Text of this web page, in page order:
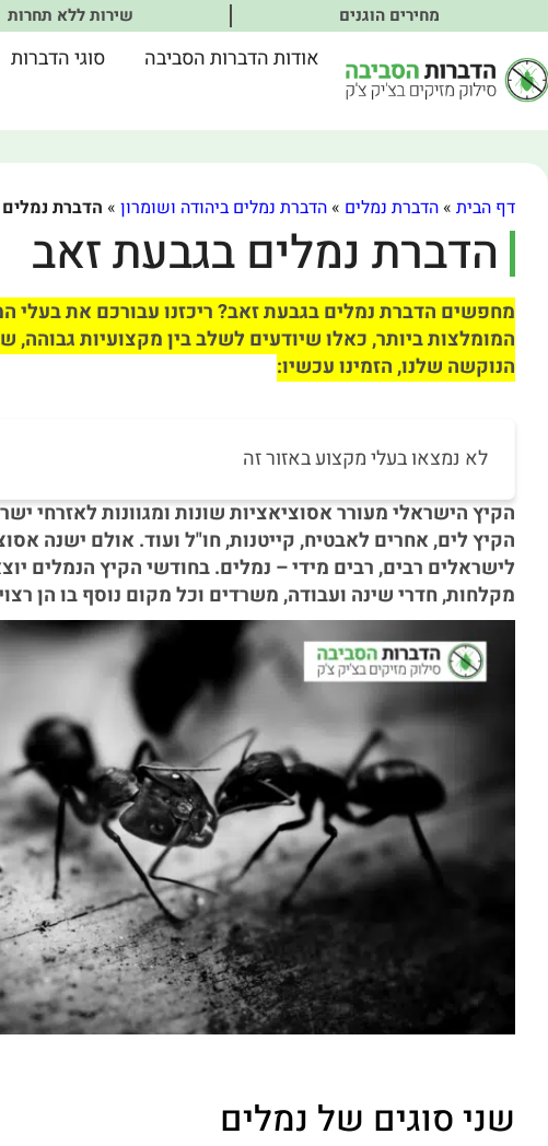
מחירים הוגנים שירות ללא תחרות
אודות הדברות הסביבה סוגי הדברות
דף הבית »הדברת נמלים »הדברת נמלים ביהודה ושומרון » הדברת
הדברת נמלים בגבעת זאב
מחפשים הדברת נמלים בגבעת זאב? ריכזנו עבורכם את בעלי
המומלצות ביותר, כאלו שיודעים לשלב בין מקצועיות גבוהה,
הנוקשה שלנו, הזמינו עכשיו:
לא נמצאו בעלי מקצוע באזור זה
הקיץ הישראלי מעורר אסוציאציות שונות ומגוונות לאזרחי
הקיץ לים, אחרים לאבטיח, קייטנות, חו"ל ועוד. אולם ישנה
לישראלים רבים, רבים מידי – נמלים. בחודשי הקיץ הנמלים
מקלחות, חדרי שינה ועבודה, משרדים וכל מקום נוסף בו הן
שני סוגים של נמלים